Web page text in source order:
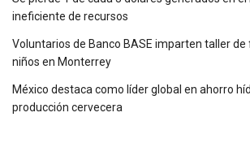
ineficiente de recursos
Voluntarios de Banco BASE imparten taller de
niños en Monterrey
México destaca como líder global en ahorro
producción cervecera